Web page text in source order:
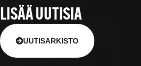
LISÄÄ UUTISIA
UUTISARKISTO